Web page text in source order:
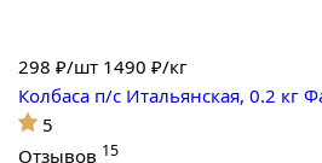
298 ₽/шт 1490 ₽/кг
Колбаса п/с Итальянская, 0.2 кг
5
Отзывов 15